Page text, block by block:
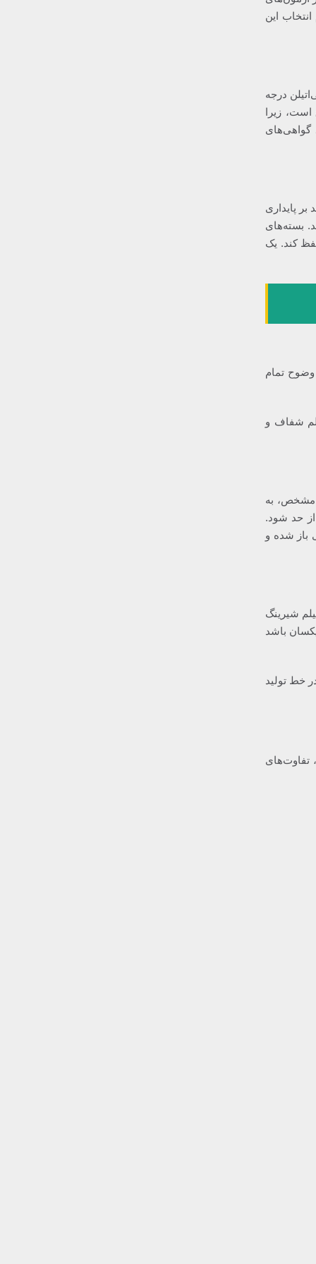
این
درجه
است، زیرا
گواهی‌های
پایداری
بسته‌های
کند. یک
تمام
شفاف و
مشخص، به
حد شود.
باز شده و
شیرینگ
باشد
خط تولید
تفاوت‌های